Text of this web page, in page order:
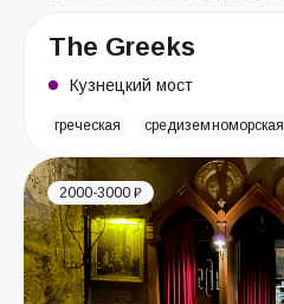
The Greeks
Кузнецкий мост
греческая средиземноморская
2000-3000 ₽